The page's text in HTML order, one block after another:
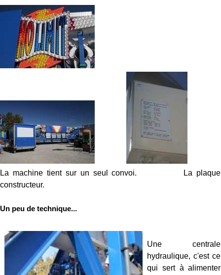
La machine tient sur un seul convoi. La plaque
constructeur.
Un peu de technique...
Une centrale
hydraulique, c'est ce
qui sert à alimenter